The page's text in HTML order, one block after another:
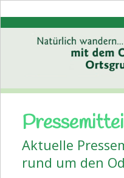
Startseite
Aktuelles
Pressemitteilungen
Aktuelle
rund um den